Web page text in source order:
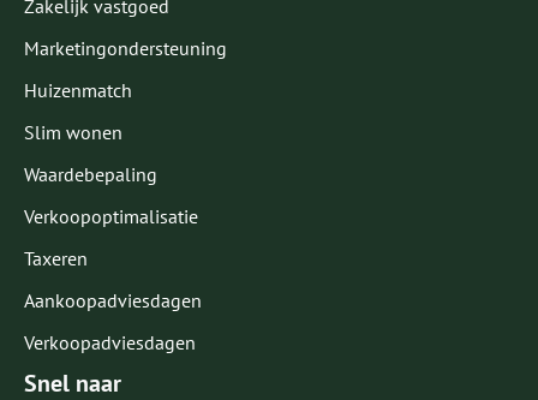
Zakelijk vastgoed
Marketingondersteuning
Huizenmatch
Slim wonen
Waardebepaling
Verkoopoptimalisatie
Taxeren
Aankoopadviesdagen
Verkoopadviesdagen
Snel naar